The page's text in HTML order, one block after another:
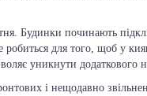
Будинки починають
робиться для того, щоб у
уникнути додаткового
і нещодавно